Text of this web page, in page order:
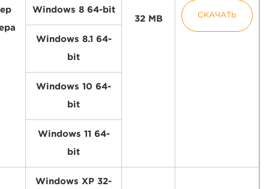
32 MB СКАЧАТЬ
Windows 8 64-bit
Windows 8.1 64-
bit
Windows 10 64-
bit
Windows 11 64-
bit
Windows XP 32-